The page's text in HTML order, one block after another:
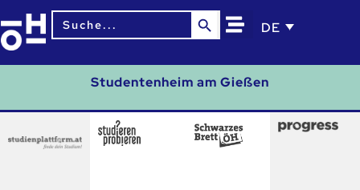
Search
for:
Search Button
DE
Studentenheim am Gießen